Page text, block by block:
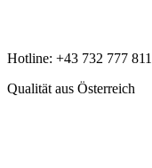
Hotline: +43 732 777 811
Qualität aus Österreich